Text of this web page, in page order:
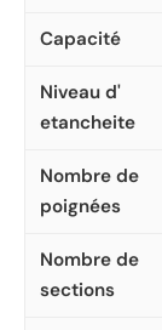
Capacité
Niveau d'
etancheite
Nombre de
poignées
Nombre de
sections